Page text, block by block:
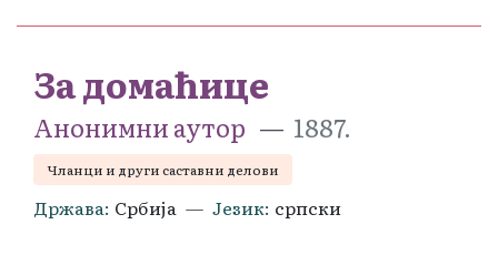
За домаћице
Анонимни аутор 1887.
Чланци и други саставни делови
Држава Србија Језик српски